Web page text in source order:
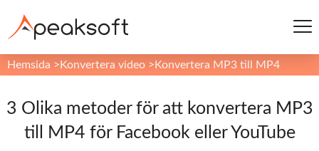
Hemsida > Konvertera video > Konvertera MP3 till MP4
3 Olika metoder för att konvertera MP3
till MP4 för Facebook eller YouTube